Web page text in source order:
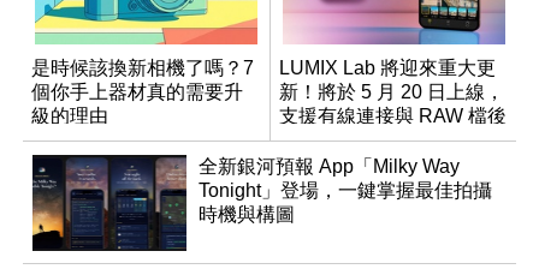
是時候該換新相機了嗎？7
個你手上器材真的需要升
級的理由
LUMIX Lab 將迎來重大更
新！將於 5 月 20 日上線，
支援有線連接與 RAW 檔後
製
全新銀河預報 App「Milky Way
Tonight」登場，一鍵掌握最佳拍攝
時機與構圖